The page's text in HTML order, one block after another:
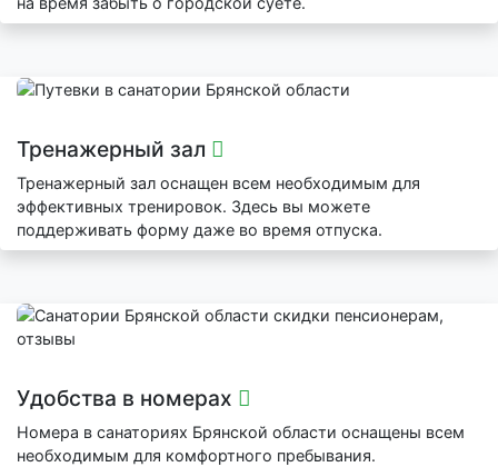
Тренажерный зал
Тренажерный зал оснащен всем необходимым для
эффективных тренировок. Здесь вы можете
поддерживать форму даже во время отпуска.
Удобства в номерах
Номера в санаториях Брянской области оснащены всем
необходимым для комфортного пребывания.